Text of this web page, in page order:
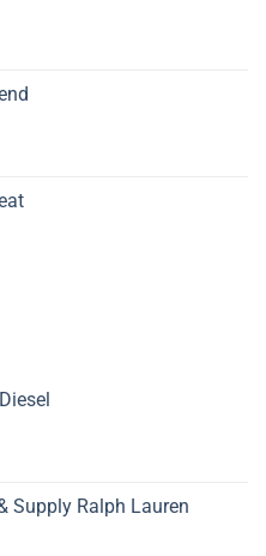
Supply Ralph Lauren